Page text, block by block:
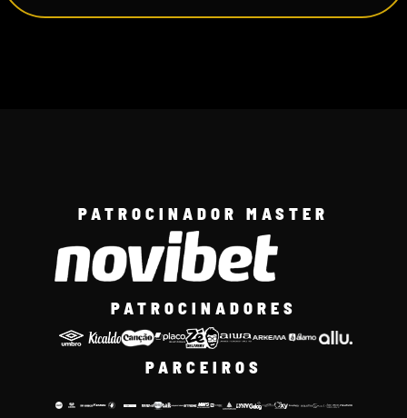
PATROCINADOR MASTER
PATROCINADORES
PARCEIROS